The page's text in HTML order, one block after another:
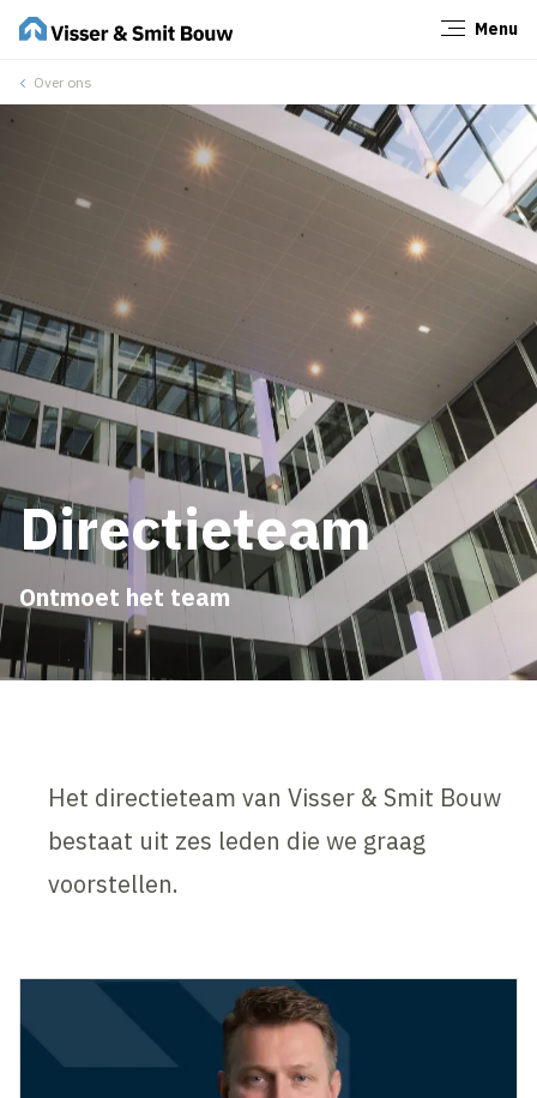
Menu
Over ons
Directieteam
Ontmoet het team
Het directieteam van Visser & Smit Bouw
bestaat uit zes leden die we graag
voorstellen.
Sluiten